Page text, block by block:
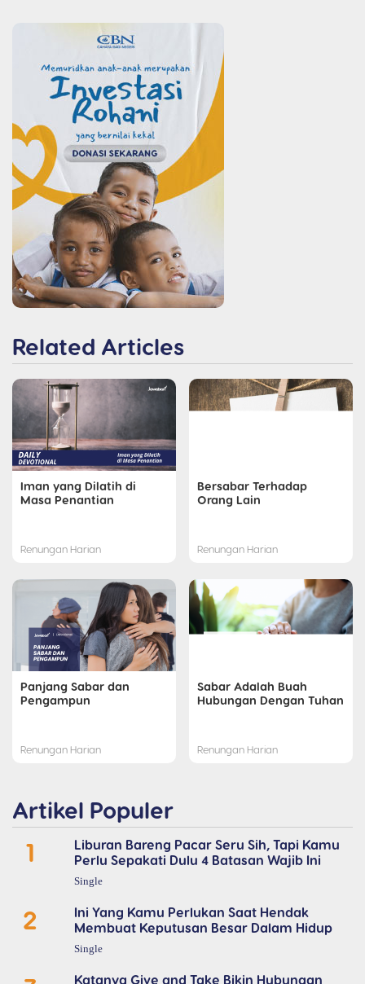
Related Articles
Iman yang Dilatih di
Masa Penantian
Renungan Harian
Bersabar Terhadap
Orang Lain
Renungan Harian
Panjang Sabar dan
Pengampun
Renungan Harian
Sabar Adalah Buah
Hubungan Dengan Tuhan
Renungan Harian
Artikel Populer
1
Liburan Bareng Pacar Seru Sih, Tapi Kamu
Perlu Sepakati Dulu 4 Batasan Wajib Ini
Single
2
Ini Yang Kamu Perlukan Saat Hendak
Membuat Keputusan Besar Dalam Hidup
Single
Katanya Give and Take Bikin Hubungan